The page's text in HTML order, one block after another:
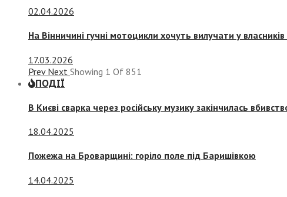
02.04.2026
На Вінничині гучні мотоцикли хочуть вилучати у
17.03.2026
Prev Next Showing 1 Of 851
ПОДІЇ
В Києві сварка через російську музику закінчилась
18.04.2025
Пожежа на Броварщині: горіло поле під Баришівкою
14.04.2025